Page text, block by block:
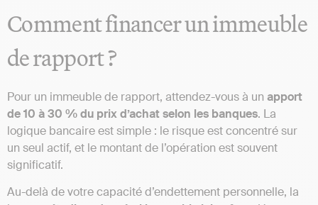
Comment financer un immeuble
de rapport ?
Pour un immeuble de rapport, attendez-vous à un apport
de 10 à 30 % du prix d’achat selon les banques. La
logique bancaire est simple : le risque est concentré sur
un seul actif, et le montant de l’opération est souvent
significatif.
Au-delà de votre capacité d’endettement personnelle, la